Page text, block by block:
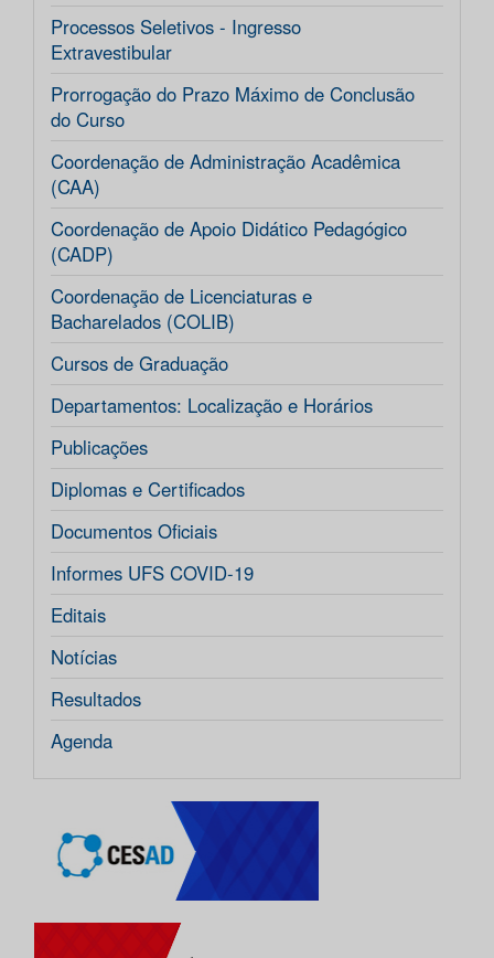
Processos Seletivos - Ingresso
Extravestibular
Prorrogação do Prazo Máximo de Conclusão
do Curso
Coordenação de Administração Acadêmica
(CAA)
Coordenação de Apoio Didático Pedagógico
(CADP)
Coordenação de Licenciaturas e
Bacharelados (COLIB)
Cursos de Graduação
Departamentos: Localização e Horários
Publicações
Diplomas e Certificados
Documentos Oficiais
Informes UFS COVID-19
Editais
Notícias
Resultados
Agenda